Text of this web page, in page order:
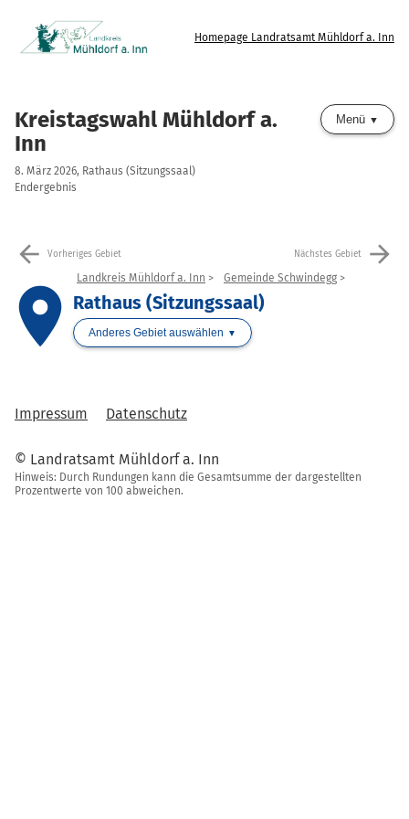
Homepage Landratsamt Mühldorf a. Inn
Kreistagswahl Mühldorf a.
Inn
8. März 2026, Rathaus (Sitzungssaal)
Endergebnis
Menü
arrow_back Vorheriges Gebiet Nächstes Gebiet arrow_forward
place
Landkreis Mühldorf a. Inn Gemeinde Schwindegg
Rathaus (Sitzungssaal)
Anderes Gebiet auswählen
Impressum Datenschutz
© Landratsamt Mühldorf a. Inn
Hinweis: Durch Rundungen kann die Gesamtsumme der dargestellten
Prozentwerte von 100 abweichen.